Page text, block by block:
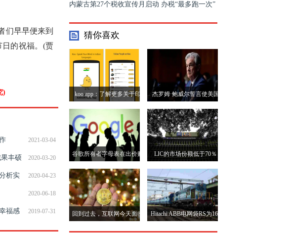
们早早便来到
的祝福。(贾
)
2021-03-04
2020-03-20
丰硕
2020-04-23
析实
2020-06-18
2019-07-31
福感
内蒙古第27个税收宣传月启动 办税“最多跑一次”
猜你喜欢
koo app：了解更多关于印
度替代的Twitter
杰罗姆·鲍威尔誓言使美国
重返“大经济体”，降低通货
膨胀
谷歌所有者字母表在出价购
买fitbit
LIC的市场份额低于70％
回到过去，互联网今天面临 Hitachi ABB电网袋RS为160